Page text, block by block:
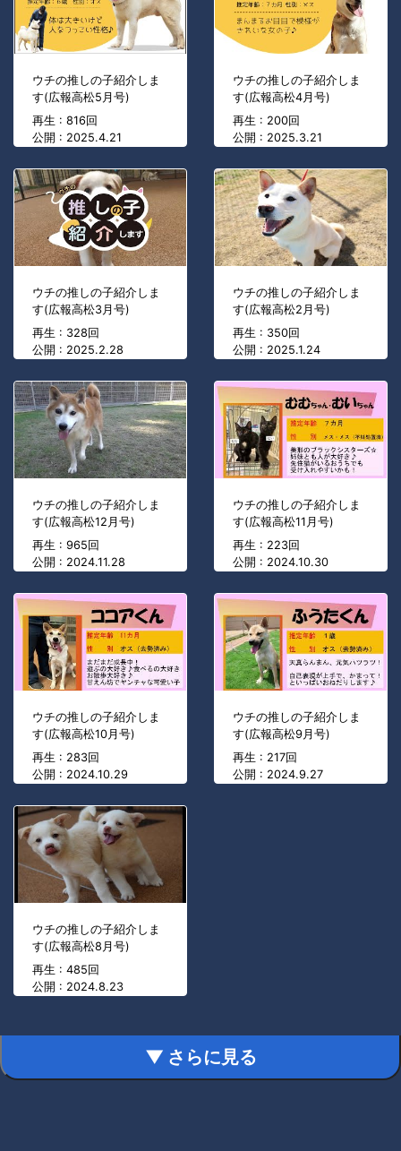
ウチの推しの子紹介しま
す(広報高松5月号)
再生 : 816回
公開 : 2025.4.21
ウチの推しの子紹介しま
す(広報高松4月号)
再生 : 200回
公開 : 2025.3.21
ウチの推しの子紹介しま
す(広報高松3月号)
再生 : 328回
公開 : 2025.2.28
ウチの推しの子紹介しま
す(広報高松2月号)
再生 : 350回
公開 : 2025.1.24
ウチの推しの子紹介しま
す(広報高松12月号)
再生 : 965回
公開 : 2024.11.28
ウチの推しの子紹介しま
す(広報高松11月号)
再生 : 223回
公開 : 2024.10.30
ウチの推しの子紹介しま
す(広報高松10月号)
再生 : 283回
公開 : 2024.10.29
ウチの推しの子紹介しま
す(広報高松9月号)
再生 : 217回
公開 : 2024.9.27
ウチの推しの子紹介しま
す(広報高松8月号)
再生 : 485回
公開 : 2024.8.23
▼ さらに見る